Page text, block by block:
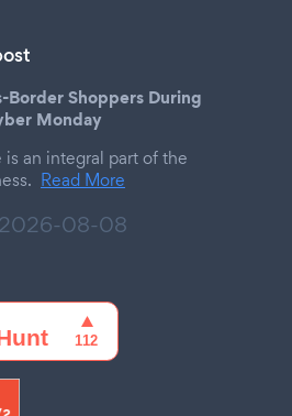
Shoppers During
Monday
an integral part of the
Read More
2026-08-08